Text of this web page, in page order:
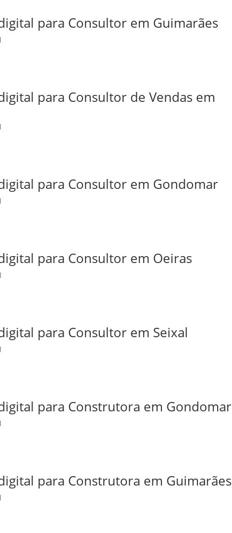
para Consultor em Guimarães
para Consultor de Vendas em
para Consultor em Gondomar
para Consultor em Oeiras
para Consultor em Seixal
para Construtora em Gondomar
para Construtora em Guimarães